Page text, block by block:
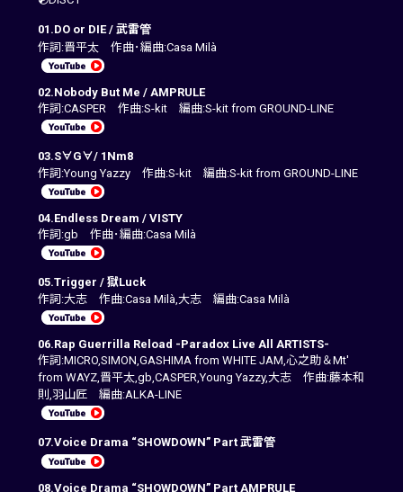
01.DO or DIE / 武雷管
作詞:晋平太 作曲･編曲:Casa Milà
02.Nobody But Me / AMPRULE
作詞:CASPER 作曲:S-kit 編曲:S-kit from GROUND-LINE
03.S∀G∀/ 1Nm8
作詞:Young Yazzy 作曲:S-kit 編曲:S-kit from GROUND-LINE
04.Endless Dream / VISTY
作詞:gb 作曲･編曲:Casa Milà
05.Trigger / 獄Luck
作詞:大志 作曲:Casa Milà,大志 編曲:Casa Milà
06.Rap Guerrilla Reload -Paradox Live All ARTISTS-
作詞:MICRO,SIMON,GASHIMA from WHITE JAM,心之助＆Mt'
from WAYZ,晋平太,gb,CASPER,Young Yazzy,大志 作曲:藤本和
則,羽山匠 編曲:ALKA-LINE
07.Voice Drama “SHOWDOWN” Part 武雷管
08.Voice Drama “SHOWDOWN” Part AMPRULE